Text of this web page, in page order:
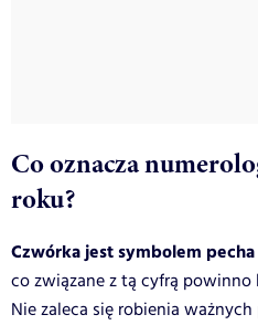
Co oznacza
roku?
Czwórka jest symbolem
co związane z tą cyfrą
Nie zaleca się robienia